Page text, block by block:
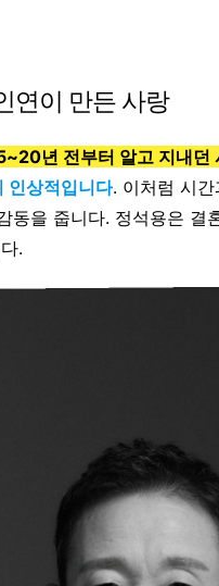
연이 만든 사랑
년 전부터 알고 지내던
인상적입니다. 이처럼 시
동을 줍니다. 정석용은 결
.